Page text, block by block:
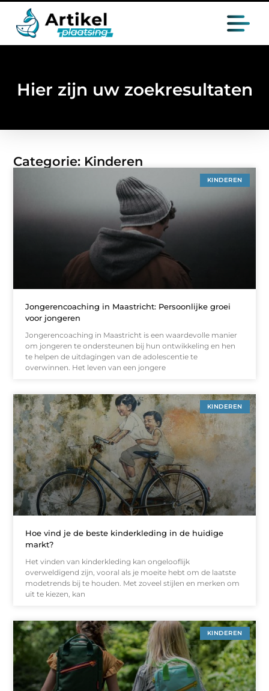
Hier zijn uw zoekresultaten
Categorie: Kinderen
KINDEREN
Jongerencoaching in Maastricht: Persoonlijke groei
voor jongeren
Jongerencoaching in Maastricht is een waardevolle manier
om jongeren te ondersteunen bij hun ontwikkeling en hen
te helpen de uitdagingen van de adolescentie te
overwinnen. Het leven van een jongere
KINDEREN
Hoe vind je de beste kinderkleding in de huidige
markt?
Het vinden van kinderkleding kan ongelooflijk
overweldigend zijn, vooral als je moeite hebt om de laatste
modetrends bij te houden. Met zoveel stijlen en merken om
uit te kiezen, kan
KINDEREN